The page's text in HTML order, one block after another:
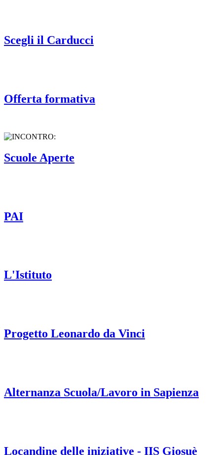
Scegli il Carducci
Offerta formativa
Scuole Aperte
PAI
L'Istituto
Progetto Leonardo da Vinci
Alternanza Scuola/Lavoro in Sapienza
Locandine delle iniziative - IIS Giosuè